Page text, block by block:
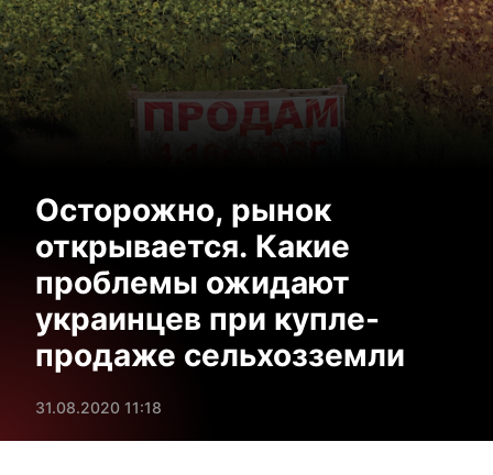
Осторожно, рынок
открывается. Какие
проблемы ожидают
украинцев при купле-
продаже сельхозземли
31.08.2020 11:18